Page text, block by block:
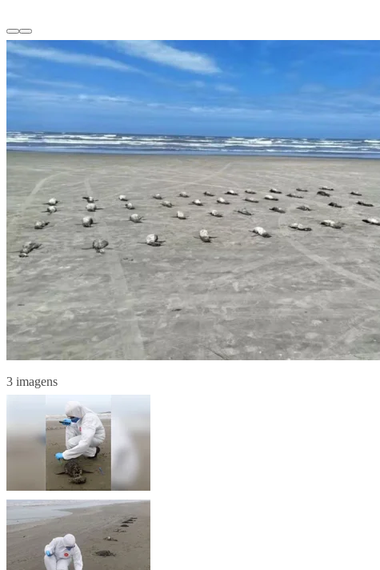
3 imagens